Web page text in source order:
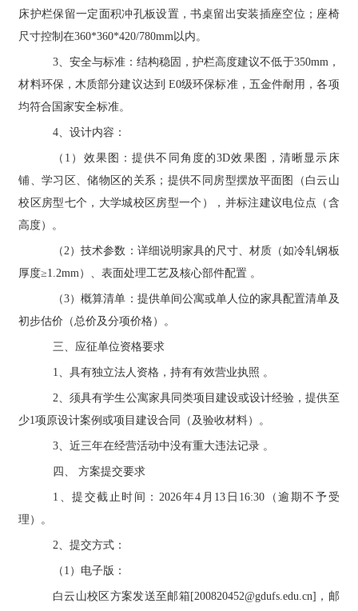
床护栏保留一定面积冲孔板设置，书桌留出安装插座空位； 座椅
尺寸控制在360*360*420/780mm以内。
3、安全与标准：结构稳固，护栏高度建议不低于350mm，
材料环保，木质部分建议达到 E0级环保标准，五金件耐用，各项
均符合国家安全标准。
4、设计内容：
（ 1 ）效果图：提供不同角度的3D效果图，清晰显示床
铺、学习区、储物区的关系；提供不同房型摆放平面图（白云山
校区房型七个，大学城校区房型一个），并标注建议电位点（含
高度）。
（2）技术参数：详细说明家具的尺寸、材质（如冷轧钢板
厚度≥1.2mm）、表面处理工艺及核心部件配置 。
（3）概算清单：提供单间公寓或单人位的家具配置清单及
初步估价（总价及分项价格）。
三、应征单位资格要求
1、具有独立法人资格，持有有效营业执照 。
2、须具有学生公寓家具同类项目建设或设计经验，提供至
少1项原设计案例或项目建设合同（及验收材料）。
3、近三年在经营活动中没有重大违法记录 。
四、
方案提交要求
1、提交截止时间：2026年4月 13 日 16:30（逾期不予受
理）。
2、提交方式：
（1）电子版：
白云山校区方案发送至邮箱[200820452@gdufs.edu.cn]，邮